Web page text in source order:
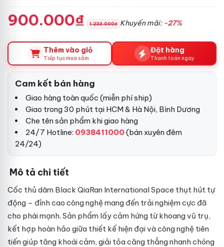
900.000₫ 1.233.000₫ Khuyến mãi: -27%
Thêm vào giỏ
Tiếp tục mua sắm
Đặt hàng
Thanh toán ngay
Cam kết bán hàng
Giao hàng toàn quốc (miễn phí ship)
Giao trong 30 phút tại HCM & Hà Nội, Bình Dương
Che tên sản phẩm khi giao hàng
24/7 Hotline: 0938411000(bán xuyên đêm
24/24)
Mô tả chi tiết
Cốc thủ dâm Black QiaRan International Space thụt hút tự
động – đỉnh cao công nghệ mang đến trải nghiệm cực đã
cho phái mạnh. Sản phẩm lấy cảm hứng từ khoang vũ trụ,
kết hợp hoàn hảo giữa thiết kế hiện đại và công nghệ tiên
tiến giúp tăng khoái cảm, giải tỏa căng thẳng nhanh chóng